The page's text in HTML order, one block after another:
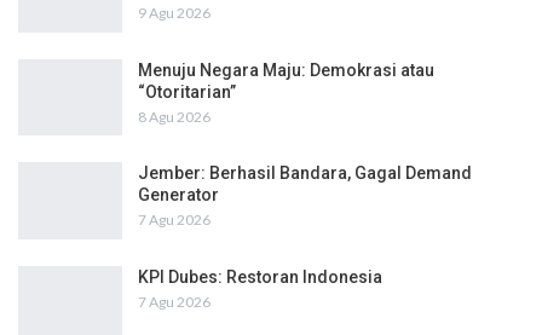
9 Agu 2026
Menuju Negara Maju: Demokrasi atau
“Otoritarian”
8 Agu 2026
Jember: Berhasil Bandara, Gagal Demand
Generator
7 Agu 2026
KPI Dubes: Restoran Indonesia
7 Agu 2026